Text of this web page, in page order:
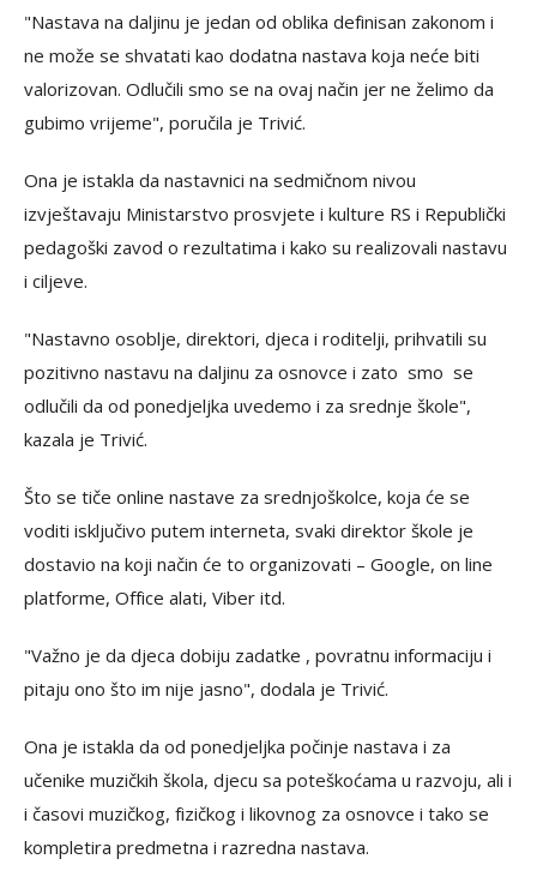
"Nastava na daljinu je jedan od oblika definisan zakonom i
ne može se shvatati kao dodatna nastava koja neće biti
valorizovan. Odlučili smo se na ovaj način jer ne želimo da
gubimo vrijeme", poručila je Trivić.
Ona je istakla da nastavnici na sedmičnom nivou
izvještavaju Ministarstvo prosvjete i kulture RS i Republički
pedagoški zavod o rezultatima i kako su realizovali nastavu
i ciljeve.
"Nastavno osoblje, direktori, djeca i roditelji, prihvatili su
pozitivno nastavu na daljinu za osnovce i zato smo se
odlučili da od ponedjeljka uvedemo i za srednje škole",
kazala je Trivić.
Što se tiče online nastave za srednjoškolce, koja će se
voditi isključivo putem interneta, svaki direktor škole je
dostavio na koji način će to organizovati – Google, on line
platforme, Office alati, Viber itd.
"Važno je da djeca dobiju zadatke , povratnu informaciju i
pitaju ono što im nije jasno", dodala je Trivić.
Ona je istakla da od ponedjeljka počinje nastava i za
učenike muzičkih škola, djecu sa poteškoćama u razvoju, ali i
i časovi muzičkog, fizičkog i likovnog za osnovce i tako se
kompletira predmetna i razredna nastava.